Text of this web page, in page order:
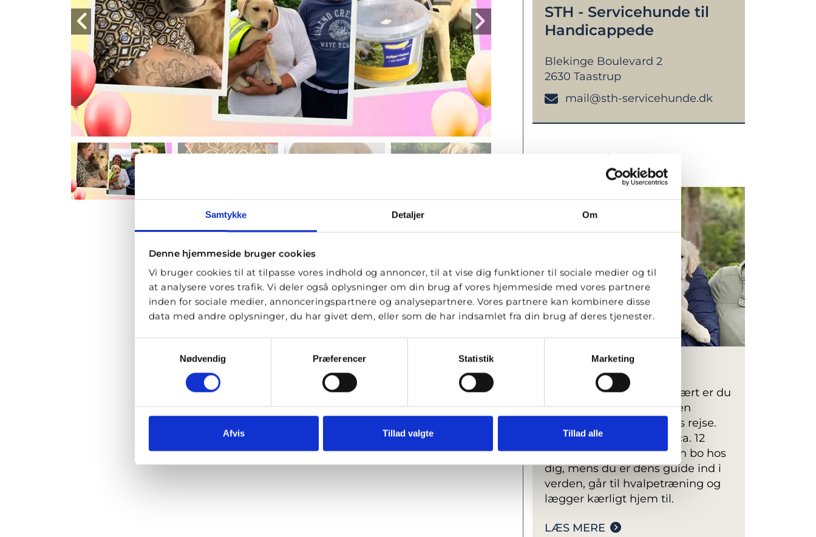
Samtykke Detaljer Om
Denne hjemmeside bruger cookies
Vi bruger cookies til at tilpasse vores indhold og annoncer, til at vise dig funktioner til sociale medier og til
at analysere vores trafik. Vi deler også oplysninger om din brug af vores hjemmeside med vores partnere
inden for sociale medier, annonceringspartnere og analysepartnere. Vores partnere kan kombinere disse
data med andre oplysninger, du har givet dem, eller som de har indsamlet fra din brug af deres tjenester.
Nødvendig
Præferencer Statistik Marketing
Afvis Tillad valgte Tillad alle
STH - Servicehunde til
Handicappede
Blekinge Boulevard 2
2630 Taastrup
mail@sth-servicehunde.dk
LÆS OGSÅ...
Bliv hvalpevært
Som STH frivillig hvalpevært er du
den første vigtige del af en
kommende servicehunds rejse.
Fra hunden er 8 uger til ca. 12
måneder gammel, vil den bo hos
dig, mens du er dens guide ind i
verden, går til hvalpetræning og
lægger kærligt hjem til.
LÆS MERE